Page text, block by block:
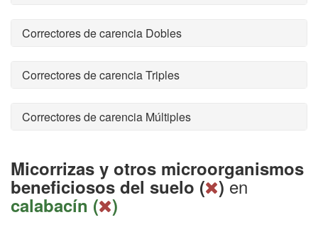
Correctores de carencia Dobles
Correctores de carencia Triples
Correctores de carencia Múltiples
Micorrizas y otros microorganismos
beneficiosos del suelo ( )en
calabacín ( )